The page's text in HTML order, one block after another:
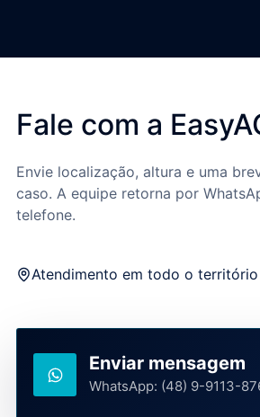
Fale com a
Envie localização, altura e uma
caso. A equipe retorna por
telefone.
Atendimento em todo o território
Enviar mensagem
WhatsApp: (48) 9-9113-